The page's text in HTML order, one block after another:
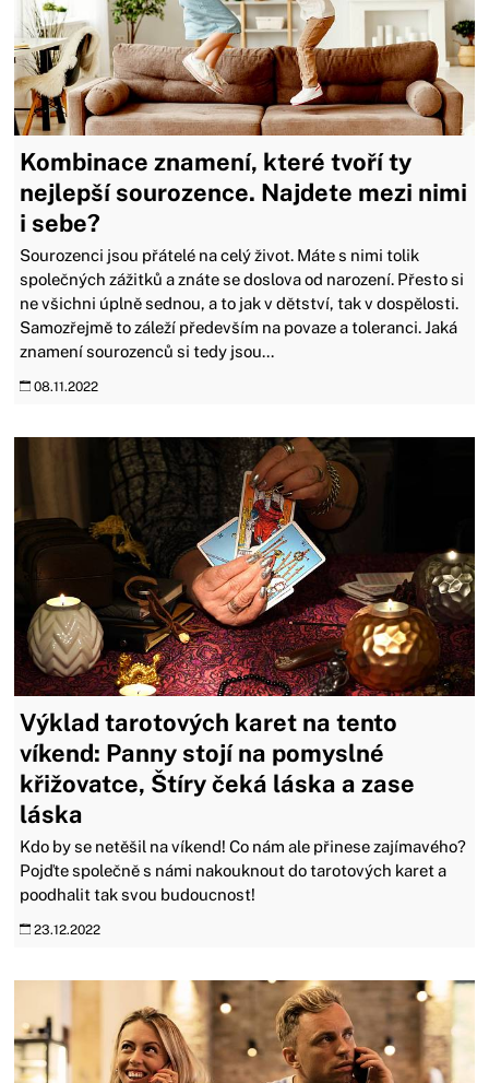
Kombinace znamení, které tvoří ty
nejlepší sourozence. Najdete mezi nimi
i sebe?
Sourozenci jsou přátelé na celý život. Máte s nimi tolik
společných zážitků a znáte se doslova od narození. Přesto si
ne všichni úplně sednou, a to jak v dětství, tak v dospělosti.
Samozřejmě to záleží především na povaze a toleranci. Jaká
znamení sourozenců si tedy jsou...
08.11.2022
Výklad tarotových karet na tento
víkend: Panny stojí na pomyslné
křižovatce, Štíry čeká láska a zase
láska
Kdo by se netěšil na víkend! Co nám ale přinese zajímavého?
Pojďte společně s námi nakouknout do tarotových karet a
poodhalit tak svou budoucnost!
23.12.2022